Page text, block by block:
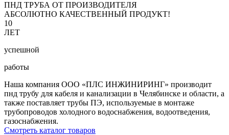
ПНД ТРУБА ОТ ПРОИЗВОДИТЕЛЯ
АБСОЛЮТНО КАЧЕСТВЕННЫЙ ПРОДУКТ!
10
ЛЕТ
успешной
работы
Наша компания ООО «ПЛС ИНЖИНИРИНГ» производит
пнд трубу для кабеля и канализации в Челябинске и области, а
также поставляет трубы ПЭ, используемые в монтаже
трубопроводов холодного водоснабжения, водоотведения,
газоснабжения.
Смотреть каталог товаров